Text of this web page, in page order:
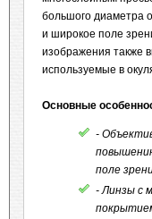
большого диаметра
и широкое поле
изображения также
используемые в
Основные
-
поле
- Линзы с